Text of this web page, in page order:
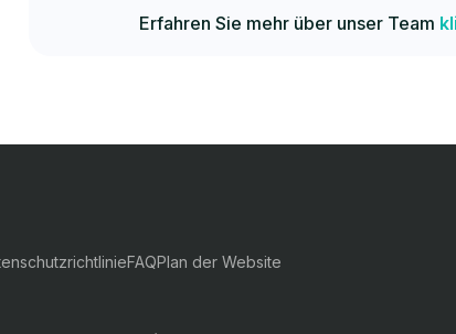
Erfahren Sie mehr über unser Team
FAQPlan der Website